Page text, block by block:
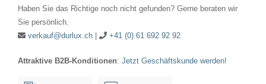
10x28mm
Ba9s
Haben Sie das Richtige noch nicht gefunden? Gerne beraten wir
Sie persönlich.
verkauf@durlux.ch| +41 (0) 61 692 92 92
Attraktive B2B-Konditionen: Jetzt Geschäftskunde werden!